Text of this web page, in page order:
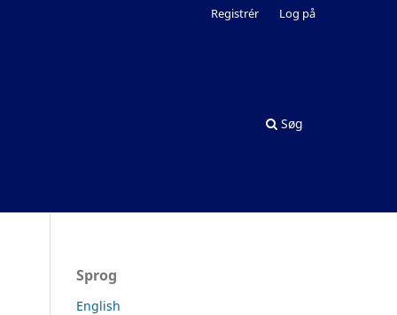
Søg
Registrér Log på
Sprog
English